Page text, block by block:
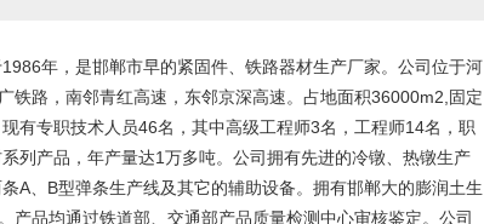
年，是邯郸市早的紧固件、铁路器材生产厂家。公司位于河
铁路，南邻青红高速，东邻京深高速。占地面积36000m2,固定
有专职技术人员46名，其中高级工程师3名，工程师14名，职
列产品，年产量达1万多吨。公司拥有先进的冷镦、热镦生产
A、B型弹条生产线及其它的辅助设备。拥有邯郸大的膨润土生
产品均通过铁道部、交通部产品质量检测中心审核鉴定。公司